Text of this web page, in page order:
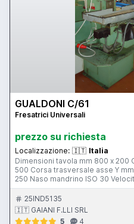
GUALDONI C/61
Fresatrici Universali
prezzo su richiesta
Localizzazione: 🇮🇹 Italia
Dimensioni tavola mm 800 x 200 Corsa longitudinale asse X mm
500 Corsa trasversale asse Y mm 200 Corsa verticale asse Z mm
250 Naso mandrino ISO 30 Velocità rotazione mandrino RPM 100 –
1500
25IND5135
🇮🇹 GAIANI F.LLI SRL
5
4